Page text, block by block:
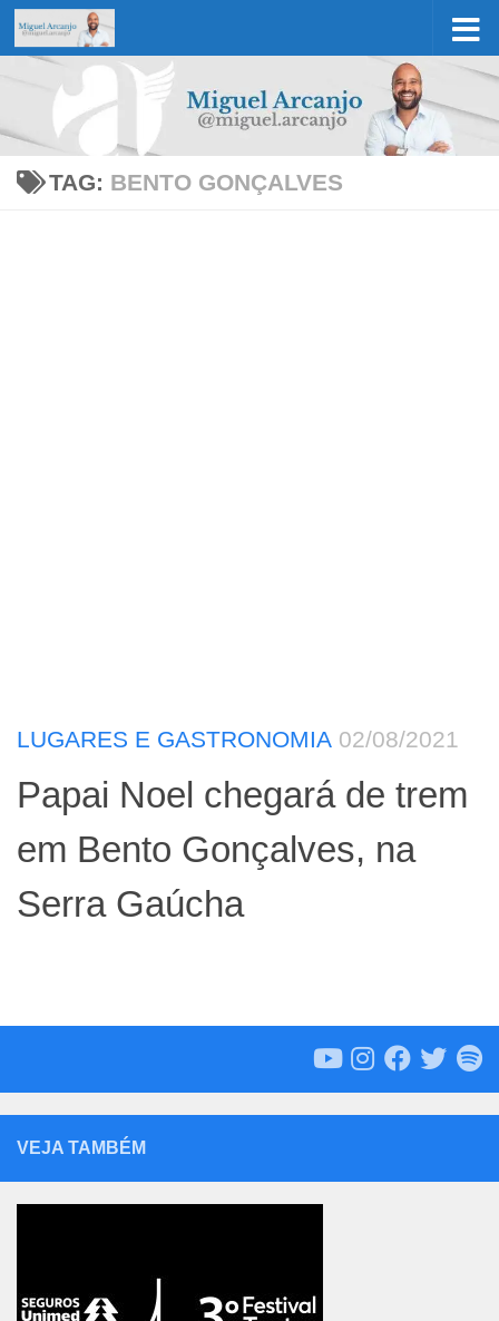
Skip to content
TAG: BENTO GONÇALVES
LUGARES E GASTRONOMIA 02/08/2021
Papai Noel chegará de trem
em Bento Gonçalves, na
Serra Gaúcha
VEJA TAMBÉM